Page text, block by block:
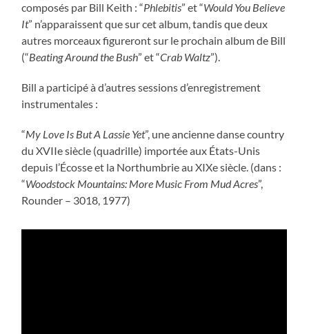
composés par Bill Keith : “Phlebitis” et “Would You Believe
It” n’apparaissent que sur cet album, tandis que deux
autres morceaux figureront sur le prochain album de Bill
(“Beating Around the Bush” et “Crab Waltz”).
Bill a participé à d’autres sessions d’enregistrement
instrumentales :
“My Love Is But A Lassie Yet”, une ancienne danse country
du XVIIe siècle (quadrille) importée aux États-Unis
depuis l’Écosse et la Northumbrie au XIXe siècle. (dans :
“Woodstock Mountains: More Music From Mud Acres”,
Rounder – 3018, 1977)